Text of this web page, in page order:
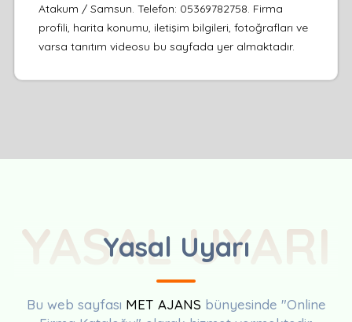
Atakum / Samsun. Telefon: 05369782758. Firma
profili, harita konumu, iletişim bilgileri, fotoğrafları ve
varsa tanıtım videosu bu sayfada yer almaktadır.
Yasal Uyarı
YASAL UYARI
Bu web sayfası MET AJANS bünyesinde "Online